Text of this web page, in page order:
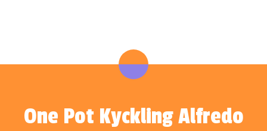
One Pot Kyckling Alfredo